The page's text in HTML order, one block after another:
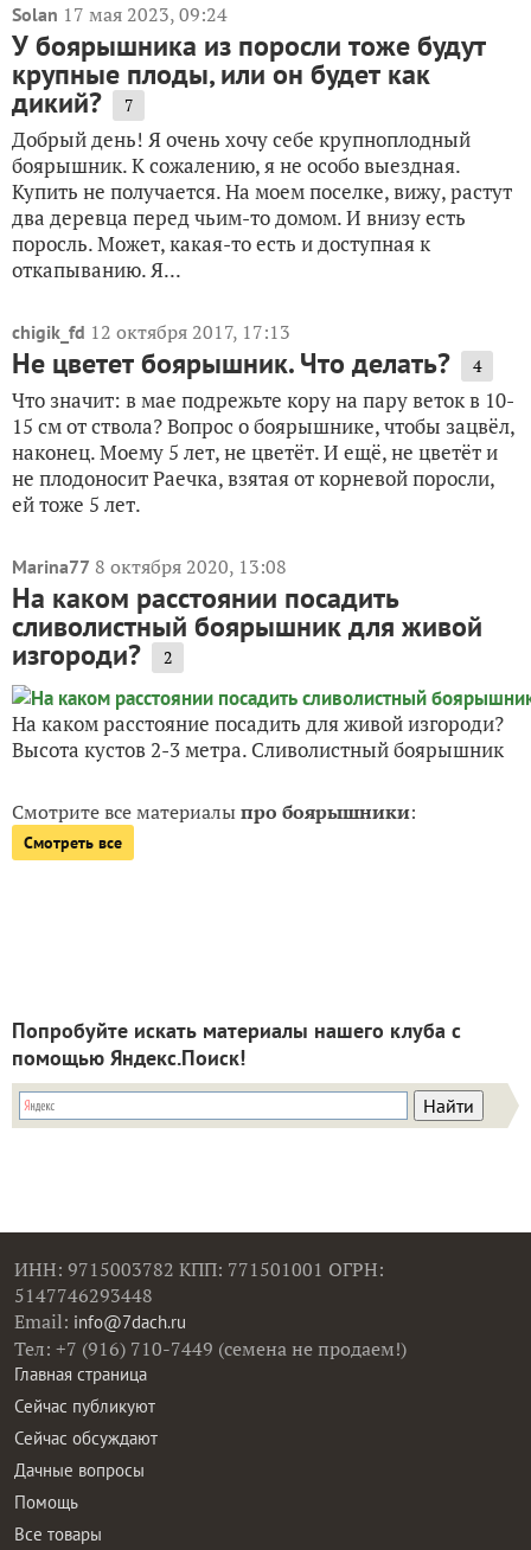
Solan 17 мая 2023, 09:24
У боярышника из поросли тоже будут
крупные плоды, или он будет как
дикий? 7
Добрый день! Я очень хочу себе крупноплодный
боярышник. К сожалению, я не особо выездная.
Купить не получается. На моем поселке, вижу, растут
два деревца перед чьим-то домом. И внизу есть
поросль. Может, какая-то есть и доступная к
откапыванию. Я...
chigik_fd 12 октября 2017, 17:13
Не цветет боярышник. Что делать? 4
Что значит: в мае подрежьте кору на пару веток в 10-
15 см от ствола? Вопрос о боярышнике, чтобы зацвёл,
наконец. Моему 5 лет, не цветёт. И ещё, не цветёт и
не плодоносит Раечка, взятая от корневой поросли,
ей тоже 5 лет.
Marina77 8 октября 2020, 13:08
На каком расстоянии посадить
сливолистный боярышник для живой
изгороди? 2
На каком расстояние посадить для живой изгороди?
Высота кустов 2-3 метра. Сливолистный боярышник
Смотрите все материалыпро боярышники:
Смотреть все
Попробуйте искать материалы нашего клуба с
помощью Яндекс.Поиск!
ИНН: 9715003782 КПП: 771501001 ОГРН:
5147746293448
Email: info@7dach.ru
Тел: +7 (916) 710-7449 (семена не продаем!)
Главная страница
Сейчас публикуют
Сейчас обсуждают
Дачные вопросы
Помощь
Все товары